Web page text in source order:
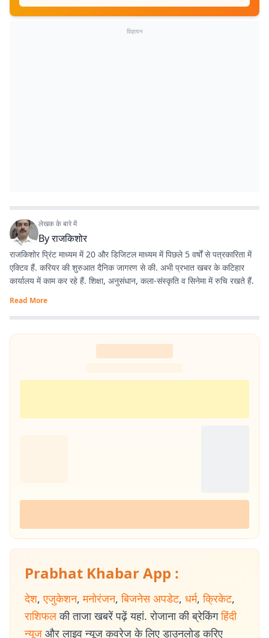
विज्ञापन
लेखक के बारे में
Byराजकिशोर
राजकिशोर प्रिंट माध्यम में 20 और डिजिटल माध्यम में पिछले 5 वर्षों से पत्रकारिता में
एक्टिव हैं. करियर की शुरुआत दैनिक जागरण से की. अभी प्रभात खबर के कटिहार
कार्यालय में काम कर रहे हैं. शिक्षा, अनुसंधान, कला-संस्कृति व सिनेमा में रुचि रखते हैं.
Read More
Prabhat Khabar App :
देश, एजुकेशन, मनोरंजन, बिजनेस अपडेट, धर्म, क्रिकेट,
राशिफल की ताजा खबरें पढ़ें यहां. रोजाना की ब्रेकिंग हिंदी
न्यूज और लाइव न्यूज कवरेज के लिए डाउनलोड करिए